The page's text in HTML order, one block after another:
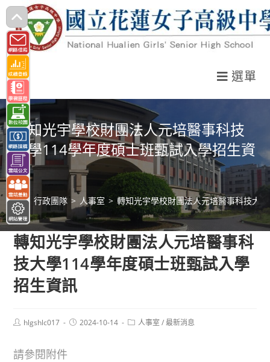
跳
轉
至
主
要
內
容
選單
轉知光宇學校財團法人元培醫事科技
大學114學年度碩士班甄試入學招生資
訊
> 行政團隊 > 人事室 > 轉知光宇學校財團法人元培醫事科技大
轉知光宇學校財團法人元培醫事科
技大學114學年度碩士班甄試入學
招生資訊
Posthlgshlc017
Post2024-10-14
Post人事室 / 最新消息
請參閱附件